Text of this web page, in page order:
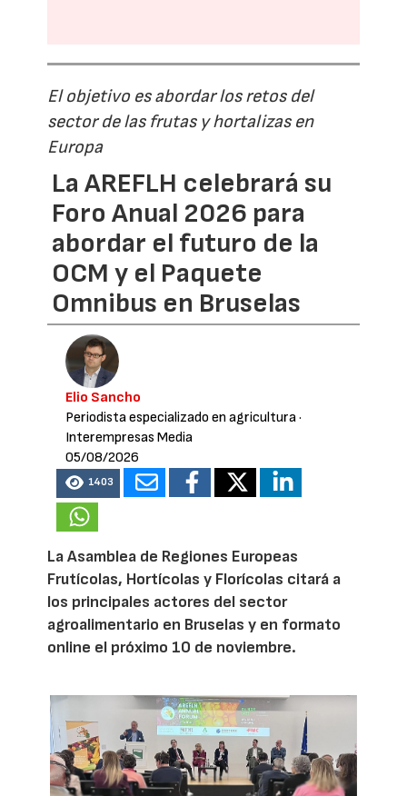
El objetivo es abordar los retos del
sector de las frutas y hortalizas en
Europa
La AREFLH celebrará su
Foro Anual 2026 para
abordar el futuro de la
OCM y el Paquete
Omnibus en Bruselas
Elio Sancho
Periodista especializado en agricultura·
Interempresas Media
05/08/2026
1403
La Asamblea de Regiones Europeas
Frutícolas, Hortícolas y Florícolas citará a
los principales actores del sector
agroalimentario en Bruselas y en formato
online el próximo 10 de noviembre.